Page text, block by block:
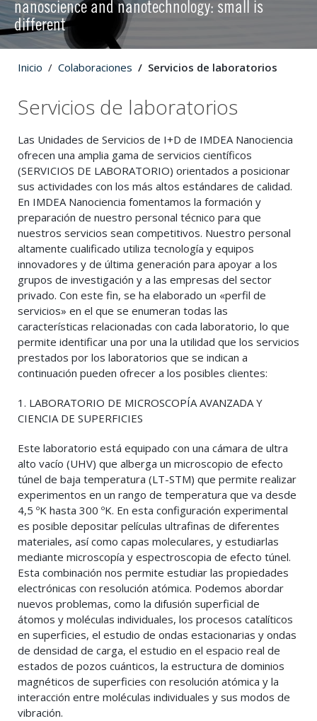
nanoscience and nanotechnology: small is
different
Inicio Colaboraciones Servicios de laboratorios
Servicios de laboratorios
Las Unidades de Servicios de I+D de IMDEA Nanociencia
ofrecen una amplia gama de servicios científicos
(SERVICIOS DE LABORATORIO) orientados a posicionar
sus actividades con los más altos estándares de calidad.
En IMDEA Nanociencia fomentamos la formación y
preparación de nuestro personal técnico para que
nuestros servicios sean competitivos. Nuestro personal
altamente cualificado utiliza tecnología y equipos
innovadores y de última generación para apoyar a los
grupos de investigación y a las empresas del sector
privado. Con este fin, se ha elaborado un «perfil de
servicios» en el que se enumeran todas las
características relacionadas con cada laboratorio, lo que
permite identificar una por una la utilidad que los servicios
prestados por los laboratorios que se indican a
continuación pueden ofrecer a los posibles clientes:
1. LABORATORIO DE MICROSCOPÍA AVANZADA Y
CIENCIA DE SUPERFICIES
Este laboratorio está equipado con una cámara de ultra
alto vacío (UHV) que alberga un microscopio de efecto
túnel de baja temperatura (LT-STM) que permite realizar
experimentos en un rango de temperatura que va desde
4,5 ºK hasta 300 ºK. En esta configuración experimental
es posible depositar películas ultrafinas de diferentes
materiales, así como capas moleculares, y estudiarlas
mediante microscopía y espectroscopia de efecto túnel.
Esta combinación nos permite estudiar las propiedades
electrónicas con resolución atómica. Podemos abordar
nuevos problemas, como la difusión superficial de
átomos y moléculas individuales, los procesos catalíticos
en superficies, el estudio de ondas estacionarias y ondas
de densidad de carga, el estudio en el espacio real de
estados de pozos cuánticos, la estructura de dominios
magnéticos de superficies con resolución atómica y la
interacción entre moléculas individuales y sus modos de
vibración.